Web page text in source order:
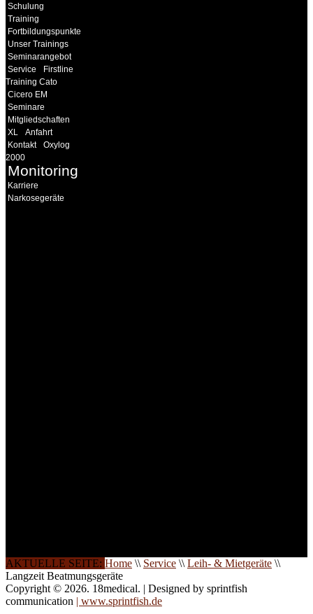
Schulung
Training
Fortbildungspunkte
Unser Trainings
Seminarangebot
Service
Firstline
Training Cato
Cicero EM
Seminare
Mitgliedschaften
XL
Anfahrt
Kontakt
Oxylog
2000
Monitoring
Karriere
Narkosegeräte
AKTUELLE SEITE: Home \\ Service \\ Leih- & Mietgeräte \\
Langzeit Beatmungsgeräte
Copyright © 2026. 18medical. | Designed by sprintfish
communication | www.sprintfish.de